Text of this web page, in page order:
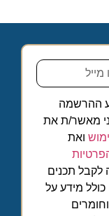
ההרשמה
מאשר/ת את
ואת
לקבל תכנים
כולל מידע על